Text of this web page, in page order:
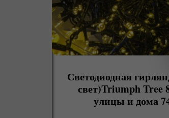
Светодиодная
свет)Triumph Tree
улицы и дома